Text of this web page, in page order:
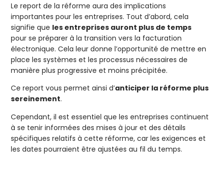
Le report de la réforme aura des implications
importantes pour les entreprises. Tout d’abord, cela
signifie que les entreprises auront plus de temps
pour se préparer à la transition vers la facturation
électronique. Cela leur donne l’opportunité de mettre en
place les systèmes et les processus nécessaires de
manière plus progressive et moins précipitée.
Ce report vous permet ainsi d’anticiper la réforme plus
sereinement.
Cependant, il est essentiel que les entreprises continuent
à se tenir informées des mises à jour et des détails
spécifiques relatifs à cette réforme, car les exigences et
les dates pourraient être ajustées au fil du temps.